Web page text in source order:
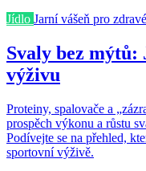
Jídlo Jarní vášeň pro
Svaly bez mýtů:
výživu
Proteiny, spalovače a
prospěch výkonu a růstu
Podívejte se na přehled,
sportovní výživě.